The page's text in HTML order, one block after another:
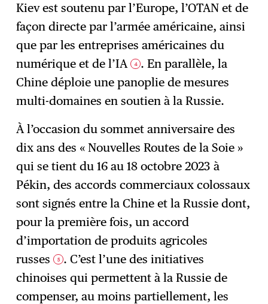
Kiev est soutenu par l’Europe, l’OTAN et de
façon directe par l’armée américaine, ainsi
que par les entreprises américaines du
numérique et de l’IA 4 . En parallèle, la
Chine déploie une panoplie de mesures
multi-domaines en soutien à la Russie.
À l’occasion du sommet anniversaire des
dix ans des « Nouvelles Routes de la Soie »
qui se tient du 16 au 18 octobre 2023 à
Pékin, des accords commerciaux colossaux
sont signés entre la Chine et la Russie dont,
pour la première fois, un accord
d’importation de produits agricoles
russes 5 . C’est l’une des initiatives
chinoises qui permettent à la Russie de
compenser, au moins partiellement, les